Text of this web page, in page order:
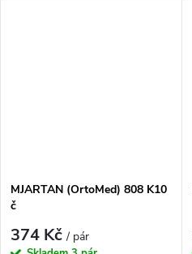
MJARTAN (OrtoMed) 808 K10
č
374 Kč/ pár